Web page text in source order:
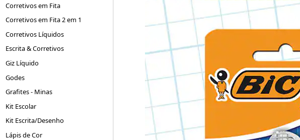
Corretivos em Fita
Corretivos em Fita 2 em 1
Corretivos Líquidos
Escrita & Corretivos
Giz Líquido
Godes
Grafites - Minas
Kit Escolar
Kit Escrita/Desenho
Lápis de Cor